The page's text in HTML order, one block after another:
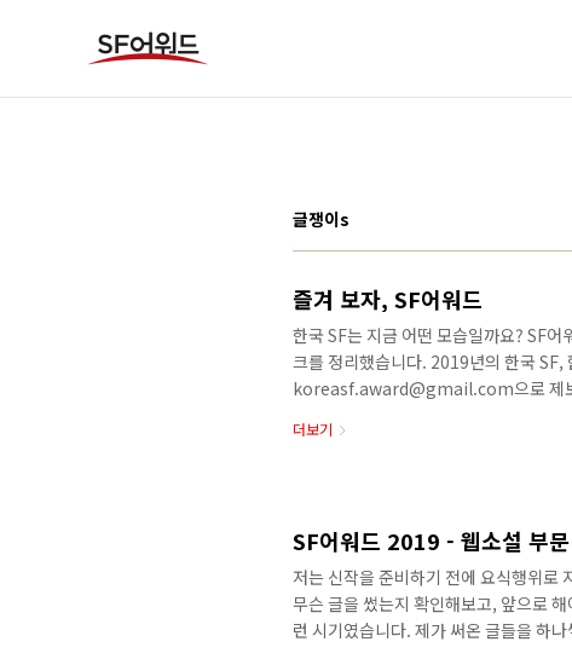
글쟁이s
즐겨 보자, SF어워드
한국 SF는 지금 어떤 모습일까요? SF
크를 정리했습니다. 2019년의 한국 SF,
koreasf.award@gmail.com으로 제보
문 우수상 문목하 《돌이킬 수 있는》
더보기
SF어워드 2019 - 웹소설 부
저는 신작을 준비하기 전에 요식행위로
무슨 글을 썼는지 확인해보고, 앞으로
런 시기였습니다. 제가 써온 글들을 하